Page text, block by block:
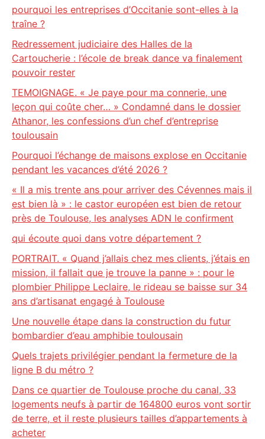
pourquoi les entreprises d’Occitanie sont-elles à la
traîne ?
Redressement judiciaire des Halles de la
Cartoucherie : l’école de break dance va finalement
pouvoir rester
TEMOIGNAGE. « Je paye pour ma connerie, une
leçon qui coûte cher… » Condamné dans le dossier
Athanor, les confessions d’un chef d’entreprise
toulousain
Pourquoi l’échange de maisons explose en Occitanie
pendant les vacances d’été 2026 ?
« Il a mis trente ans pour arriver des Cévennes mais il
est bien là » : le castor européen est bien de retour
près de Toulouse, les analyses ADN le confirment
qui écoute quoi dans votre département ?
PORTRAIT. « Quand j’allais chez mes clients, j’étais en
mission, il fallait que je trouve la panne » : pour le
plombier Philippe Leclaire, le rideau se baisse sur 34
ans d’artisanat engagé à Toulouse
Une nouvelle étape dans la construction du futur
bombardier d’eau amphibie toulousain
Quels trajets privilégier pendant la fermeture de la
ligne B du métro ?
Dans ce quartier de Toulouse proche du canal, 33
logements neufs à partir de 164800 euros vont sortir
de terre, et il reste plusieurs tailles d’appartements à
acheter